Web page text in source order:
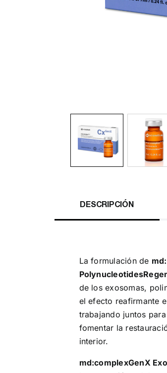
DESCRIPCIÓN
La formulación de
de los exosomas,
el efecto reafirmante
trabajando juntos
fomentar la
interior.
md:complexGenX